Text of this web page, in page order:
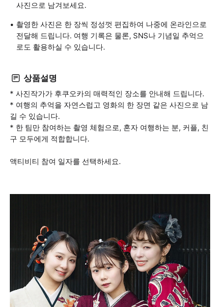
사진으로 남겨보세요.
촬영한 사진은 한 장씩 정성껏 편집하여 나중에 온라인으로
전달해 드립니다. 여행 기록은 물론, SNS나 기념일 추억으
로도 활용하실 수 있습니다.
상품설명
* 사진작가가 후쿠오카의 매력적인 장소를 안내해 드립니다.
* 여행의 추억을 자연스럽고 영화의 한 장면 같은 사진으로 남
길 수 있습니다.
* 한 팀만 참여하는 촬영 체험으로, 혼자 여행하는 분, 커플, 친
구 모두에게 적합합니다.
액티비티 참여 일자를 선택하세요.